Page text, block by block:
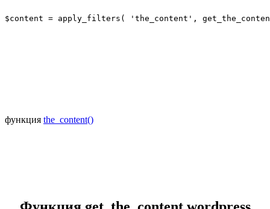
$content = apply_filters( 'the_content',
функция the_content()